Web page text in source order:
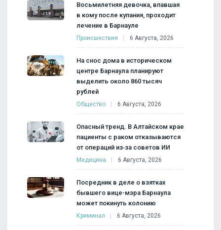
Восьмилетняя девочка, впавшая
в кому после купания, проходит
лечение в Барнауле
Происшествия 6 Августа, 2026
На снос дома в историческом
центре Барнаула планируют
выделить около 860 тысяч
рублей
Общество 6 Августа, 2026
Опасный тренд. В Алтайском крае
пациенты с раком отказываются
от операций из‑за советов ИИ
Медицина 6 Августа, 2026
Посредник в деле о взятках
бывшего вице-мэра Барнаула
может покинуть колонию
Криминал 6 Августа, 2026